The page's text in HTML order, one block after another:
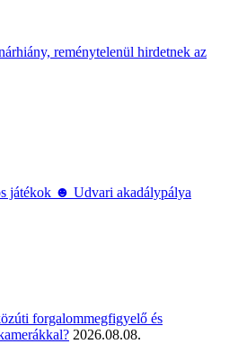
reménytelenül hirdetnek az
játékok ☻ Udvari akadálypálya
forgalommegfigyelő és
2026.08.08.